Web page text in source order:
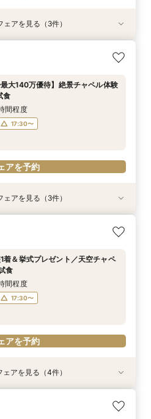
絶景*天空チャペル&上質空間体験
相談会×人気ドレス特典×豪華試
間程度
OK！少人数婚】大阪駅直結*絶景
会
地上150m絶景ナイトウェディン
談会
アを見る（3件）
大140万優待】絶景チャペル体験
食
間程度
17:30〜
アを予約
絶景*天空チャペル&上質空間体験
相談会×人気ドレス特典×豪華試
間程度
地上150m絶景ナイトウェディン
談会
OK！少人数婚】大阪駅直結*絶景
会
17:30〜
アを見る（3件）
＆挙式プレゼント／天空チャペ
食
間程度
17:30〜
アを予約
絶景*天空チャペル&上質空間体験
相談会×人気ドレス特典×豪華試
OK！少人数婚】大阪駅直結*絶景
会
地上150m絶景ナイトウェディン
談会
大140万優待】絶景チャペル×全
食
アを見る（4件）